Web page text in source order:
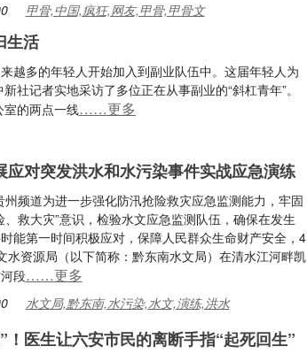
甲骨,中国,疯狂,网友,甲骨,甲骨文
生活
越多的年轻人开始加入到副业队伍中。这届年轻人为
记者实地采访了多位正在从事副业的“斜杠青年”。
的两点一线……更多
应对突发洪水和水污染事件实战应急演练
频道为进一步强化防汛抢险救灾应急监测能力，牢固
、救大灾”意识，检验水文应急监测队伍，确保在发生
能第一时间积极应对，保障人民群众生命财产安全，4
水资源局（以下简称：黔东南水文局）在清水江河畔凯
段……更多
水文局,黔东南,水污染,水文,演练,洪水
！医生让六安市民的离断手指“起死回生”